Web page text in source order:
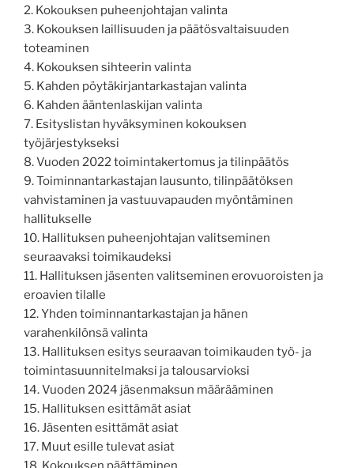
2. Kokouksen puheenjohtajan valinta
3. Kokouksen laillisuuden ja päätösvaltaisuuden
toteaminen
4. Kokouksen sihteerin valinta
5. Kahden pöytäkirjantarkastajan valinta
6. Kahden ääntenlaskijan valinta
7. Esityslistan hyväksyminen kokouksen
työjärjestykseksi
8. Vuoden 2022 toimintakertomus ja tilinpäätös
9. Toiminnantarkastajan lausunto, tilinpäätöksen
vahvistaminen ja vastuuvapauden myöntäminen
hallitukselle
10. Hallituksen puheenjohtajan valitseminen
seuraavaksi toimikaudeksi
11. Hallituksen jäsenten valitseminen erovuoroisten ja
eroavien tilalle
12. Yhden toiminnantarkastajan ja hänen
varahenkilönsä valinta
13. Hallituksen esitys seuraavan toimikauden työ- ja
toimintasuunnitelmaksi ja talousarvioksi
14. Vuoden 2024 jäsenmaksun määrääminen
15. Hallituksen esittämät asiat
16. Jäsenten esittämät asiat
17. Muut esille tulevat asiat